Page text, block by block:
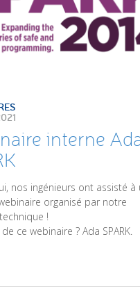
interne
nos ingénieurs ont assisté à
organisé par notre
!
ce webinaire ? Ada SPARK.